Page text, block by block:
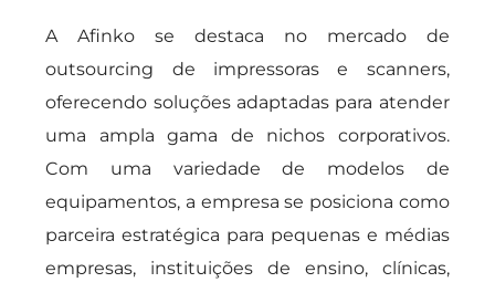
A Afinko se destaca no mercado de
outsourcing de impressoras e scanners,
oferecendo soluções adaptadas para atender
uma ampla gama de nichos corporativos.
Com uma variedade de modelos de
equipamentos, a empresa se posiciona como
parceira estratégica para pequenas e médias
empresas, instituições de ensino, clínicas,